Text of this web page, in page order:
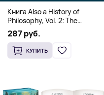
Книга Also a History of
Philosophy, Vol. 2: The
Occidental Constellation of
Faith and Knowledge
(Твердый переплет)
287 руб.
КУПИТЬ